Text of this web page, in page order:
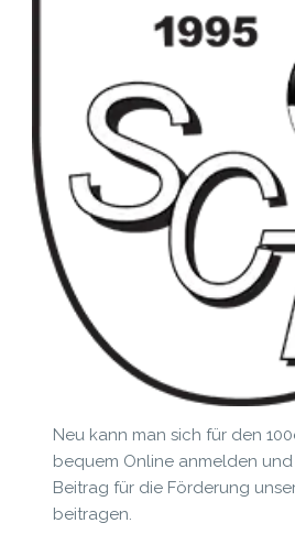
Neu kann man sich für den
bequem Online anmelden
Beitrag für die Förderung
beitragen.